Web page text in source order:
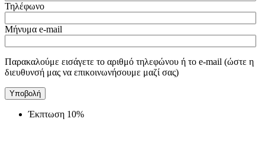
Τηλέφωνο
Μήνυμα e-mail
Παρακαλούμε εισάγετε το αριθμό τηλεφώνου ή το e-mail (ώστε η
διευθυνσή μας να επικοινωνήσουμε μαζί σας)
Υποβολή
Έκπτωση 10%